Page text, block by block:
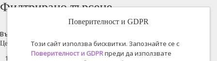
Филтрирано търсене
Възстановяване на всички
Цена
Поверителност и GDPR
Този сайт използва бисквитки. Запознайте се с
Поверителност и GDPRпреди да използвате